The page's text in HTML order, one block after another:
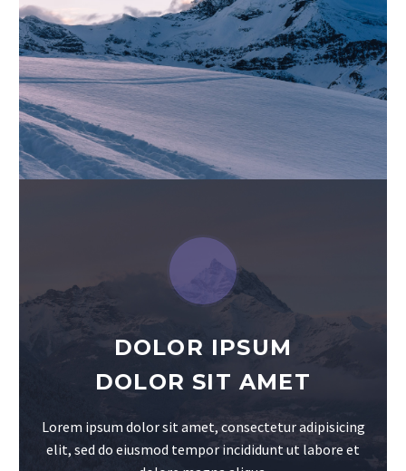
DOLOR IPSUM
DOLOR SIT AMET
Lorem ipsum dolor sit amet, consectetur adipisicing
elit, sed do eiusmod tempor incididunt ut labore et